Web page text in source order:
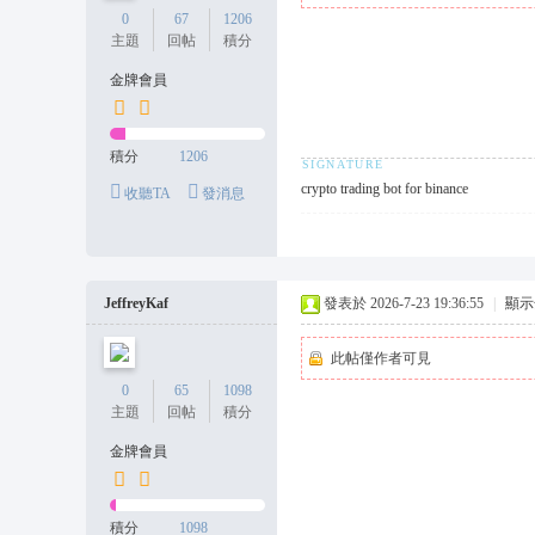
0
主題
67
回帖
1206
積分
金牌會員
積分 1206
收聽TA 發消息 crypto trading bot for binance
JeffreyKaf
0
主題
65
回帖
1098
積分
金牌會員
積分 1098
發表於 2026-7-23 19:36:55 顯
此帖僅作者可見